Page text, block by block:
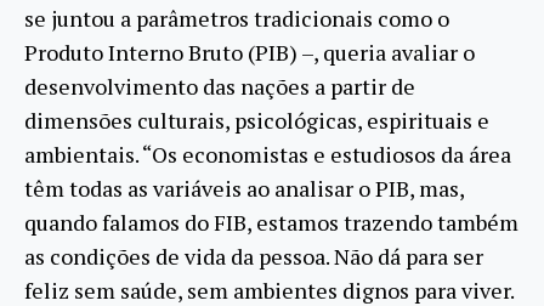
se juntou a parâmetros tradicionais como o
Produto Interno Bruto (PIB) –, queria avaliar o
desenvolvimento das nações a partir de
dimensões culturais, psicológicas, espirituais e
ambientais. “Os economistas e estudiosos da área
têm todas as variáveis ao analisar o PIB, mas,
quando falamos do FIB, estamos trazendo também
as condições de vida da pessoa. Não dá para ser
feliz sem saúde, sem ambientes dignos para viver.